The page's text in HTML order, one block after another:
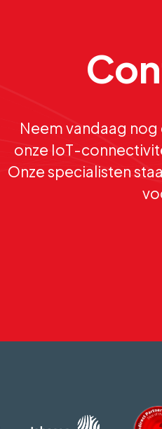
Neem vandaag
onze IoT-
Onze specialisten